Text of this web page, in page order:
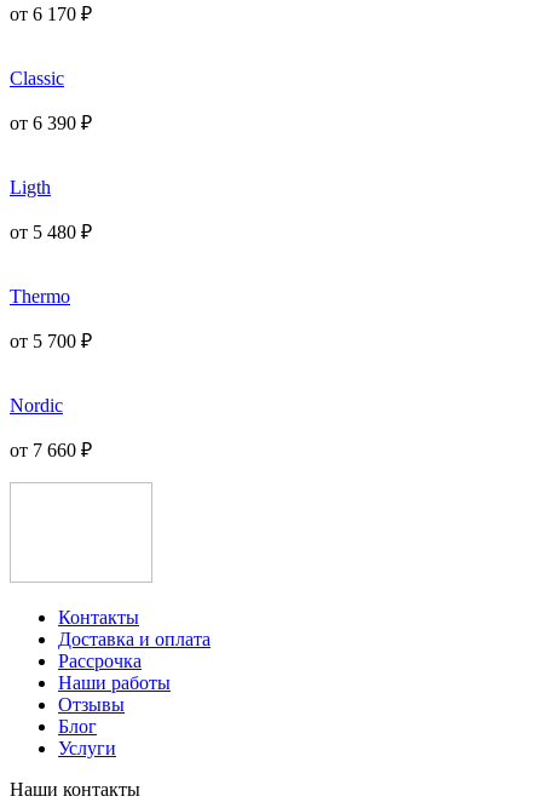
от 6 170 ₽
Classic
от 6 390 ₽
Ligth
от 5 480 ₽
Thermo
от 5 700 ₽
Nordic
от 7 660 ₽
Контакты
Доставка и оплата
Рассрочка
Наши работы
Отзывы
Блог
Услуги
Наши контакты